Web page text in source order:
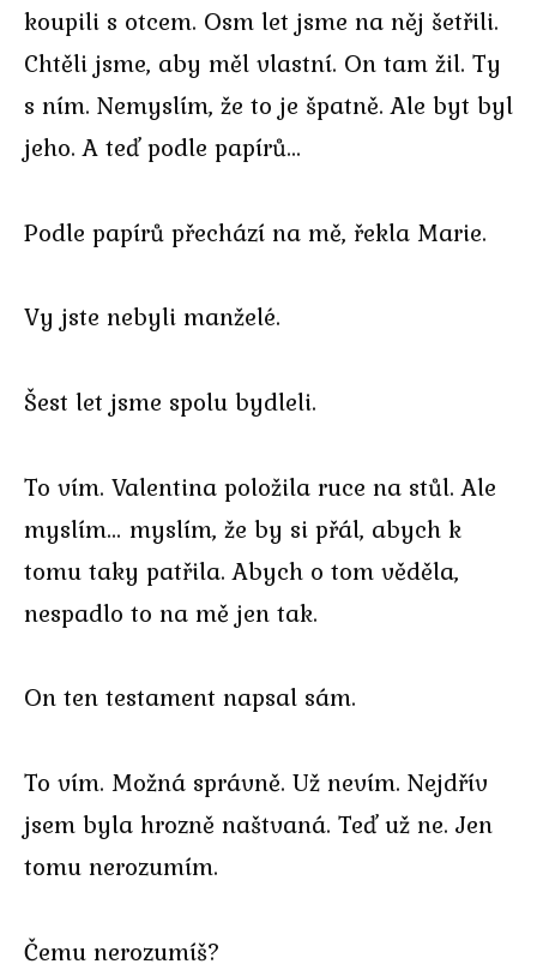
koupili s otcem. Osm let jsme na něj šetřili.
Chtěli jsme, aby měl vlastní. On tam žil. Ty
s ním. Nemyslím, že to je špatně. Ale byt byl
jeho. A teď podle papírů…
Podle papírů přechází na mě, řekla Marie.
Vy jste nebyli manželé.
Šest let jsme spolu bydleli.
To vím. Valentina položila ruce na stůl. Ale
myslím… myslím, že by si přál, abych k
tomu taky patřila. Abych o tom věděla,
nespadlo to na mě jen tak.
On ten testament napsal sám.
To vím. Možná správně. Už nevím. Nejdřív
jsem byla hrozně naštvaná. Teď už ne. Jen
tomu nerozumím.
Čemu nerozumíš?